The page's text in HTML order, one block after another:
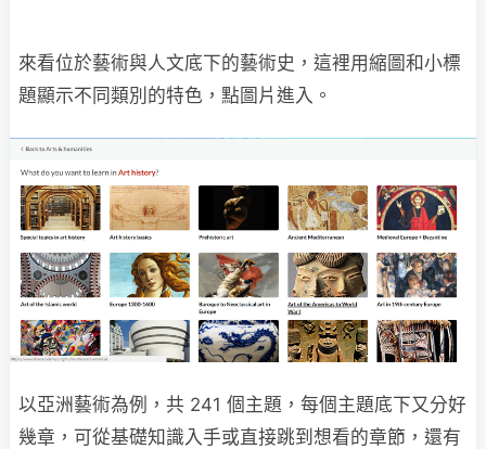
來看位於藝術與人文底下的藝術史，這裡用縮圖和小標
題顯示不同類別的特色，點圖片進入。
以亞洲藝術為例，共 241 個主題，每個主題底下又分好
幾章，可從基礎知識入手或直接跳到想看的章節，還有